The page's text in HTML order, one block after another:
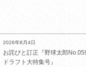
2026年8月4日
お詫びと訂正『野球太郎
ドラフト大特集号』